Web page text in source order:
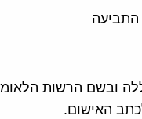
ובשם הרשות
האישום.